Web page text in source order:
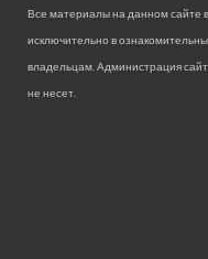
Все материалы на данном сайте
исключительно в
владельцам. Администрация
не несет.